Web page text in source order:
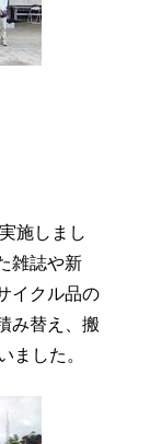
施しまし
雑誌や新
イクル品の
み替え、搬
ました。